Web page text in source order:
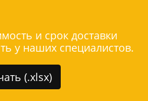
и срок доставки
у наших специалистов.
(.xlsx)